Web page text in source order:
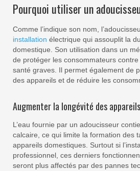
Pourquoi utiliser un
Comme l’indique son nom,
installation électrique qui assouplit la
domestique. Son utilisation dans un
de protéger les consommateurs
santé graves. Il permet également de
des appareils et de réduire les
Augmenter la longévité des
L’eau fournie par un adoucisseur
calcaire, ce qui limite la formation des
appareils domestiques. Surtout si
professionnel, ces derniers
seront plus affectés par des pannes